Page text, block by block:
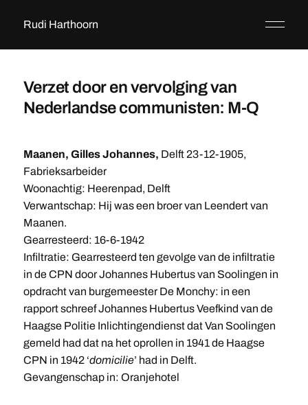
Rudi Harthoorn
Verzet door en vervolging van
Nederlandse communisten: M-Q
Maanen, Gilles Johannes, Delft 23-12-1905,
Fabrieksarbeider
Woonachtig: Heerenpad, Delft
Verwantschap: Hij was een broer van Leendert van
Maanen.
Gearresteerd: 16-6-1942
Infiltratie: Gearresteerd ten gevolge van de infiltratie
in de CPN door Johannes Hubertus van Soolingen in
opdracht van burgemeester De Monchy: in een
rapport schreef Johannes Hubertus Veefkind van de
Haagse Politie Inlichtingendienst dat Van Soolingen
gemeld had dat na het oprollen in 1941 de Haagse
CPN in 1942 ‘domicilie’ had in Delft.
Gevangenschap in: Oranjehotel